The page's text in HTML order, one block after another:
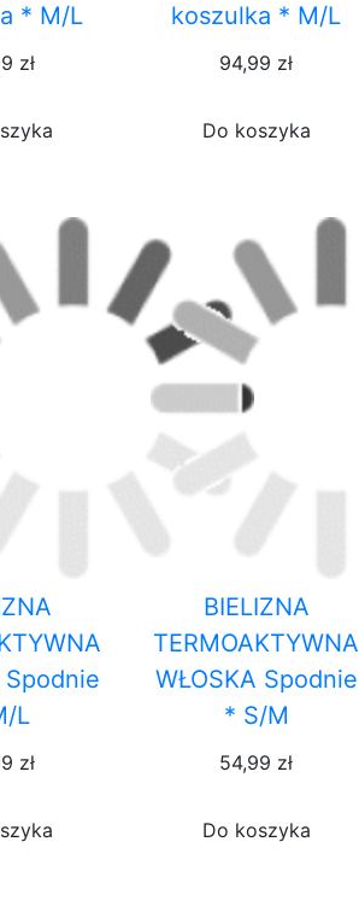
* M/L
zł
koszulka * M/L
94,99 zł
Do koszyka
Spodnie
L
zł
BIELIZNA
TERMOAKTYWNA
WŁOSKA Spodnie
* S/M
54,99 zł
Do koszyka